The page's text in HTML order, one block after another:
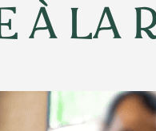
À LA